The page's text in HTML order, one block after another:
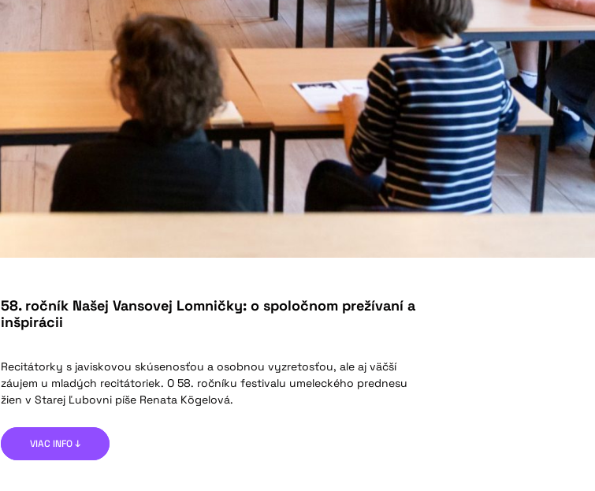
58. ročník Našej Vansovej Lomničky: o spoločnom prežívaní a
inšpirácii
Recitátorky s javiskovou skúsenosťou a osobnou vyzretosťou, ale aj väčší
záujem u mladých recitátoriek. O 58. ročníku festivalu umeleckého prednesu
žien v Starej Ľubovni píše Renata Kögelová.
VIAC INFO ↓